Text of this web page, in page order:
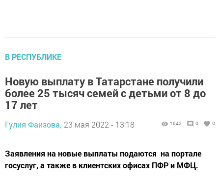
В РЕСПУБЛИКЕ
Новую выплату в Татарстане получили
более 25 тысяч семей с детьми от 8 до
17 лет
Гулия Фаизова, 23 мая 2022 - 13:18 1642 0 0
Заявления на новые выплаты подаются на портале
госуслуг, а также в клиентских офисах ПФР и МФЦ.